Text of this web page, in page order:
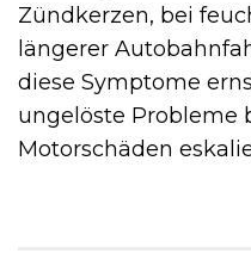
Zündkerzen, bei
längerer
diese Symptome
ungelöste Probleme
Motorschäden